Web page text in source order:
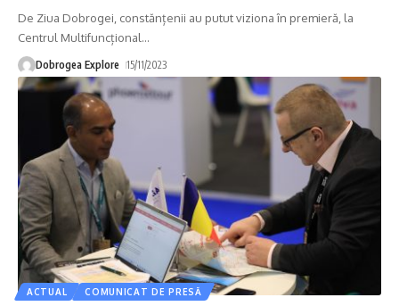
De Ziua Dobrogei, constănțenii au putut viziona în premieră, la
Centrul Multifuncțional…
Dobrogea Explore 15/11/2023
ACTUAL COMUNICAT DE PRESĂ